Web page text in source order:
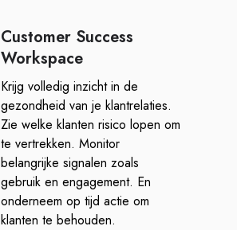
Customer Success
Workspace
Krijg volledig inzicht in de
gezondheid van je klantrelaties.
Zie welke klanten risico lopen om
te vertrekken. Monitor
belangrijke signalen zoals
gebruik en engagement. En
onderneem op tijd actie om
klanten te behouden.